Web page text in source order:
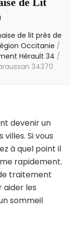
de lit près de
Occitanie /
Hérault 34 /
34370
devenir un
Si vous
à quel point il
rapidement.
traitement
aider les
sommeil